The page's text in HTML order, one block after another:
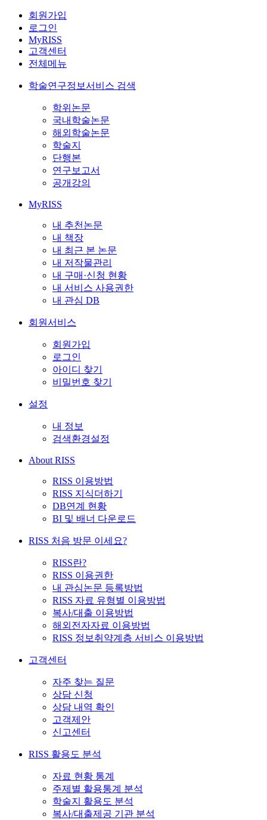
회원가입
로그인
MyRISS
고객센터
전체메뉴
학술연구정보서비스 검색
학위논문
국내학술논문
해외학술논문
학술지
단행본
연구보고서
공개강의
MyRISS
내 추천논문
내 책장
내 최근 본 논문
내 저작물관리
내 구매·신청 현황
내 서비스 사용권한
내 관심 DB
회원서비스
회원가입
로그인
아이디 찾기
비밀번호 찾기
설정
내 정보
검색환경설정
About RISS
RISS 이용방법
RISS 지식더하기
DB연계 현황
BI 및 배너 다운로드
RISS 처음 방문 이세요?
RISS란?
RISS 이용권한
내 관심논문 등록방법
RISS 자료 유형별 이용방법
복사/대출 이용방법
해외전자자료 이용방법
RISS 정보취약계층 서비스 이용방법
고객센터
자주 찾는 질문
상담 신청
상담 내역 확인
고객제안
신고센터
RISS 활용도 분석
자료 현황 통계
주제별 활용통계 분석
학술지 활용도 분석
복사/대출제공 기관 분석